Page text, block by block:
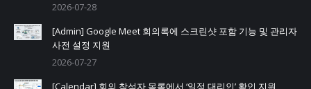
2026-07-28
[Admin] Google Meet 회의록에 스크린샷 포함 기능 및 관리자
사전 설정 지원
2026-07-27
[Calendar] 회의 참석자 목록에서 ‘일정 대리인’ 확인 지원